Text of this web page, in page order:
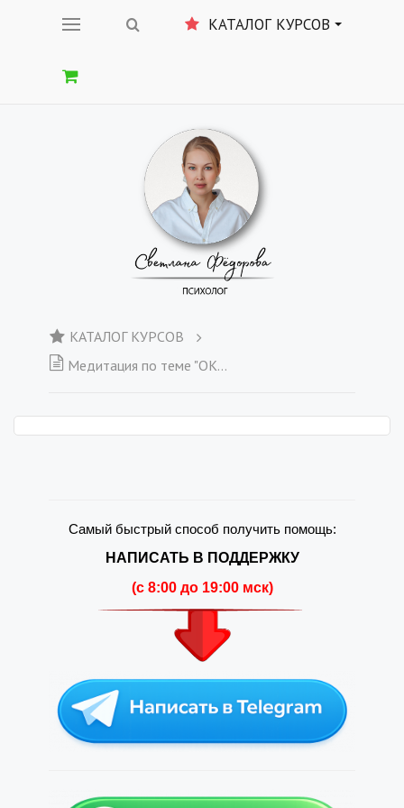
КАТАЛОГ КУРСОВ
КАТАЛОГ КУРСОВ
Медитация по теме "ОКРУЖЕНИЕ" + Еженедельный отчет
Самый быстрый способ получить помощь:
НАПИСАТЬ В ПОДДЕРЖКУ
(c 8:00 до 19:00 мск)